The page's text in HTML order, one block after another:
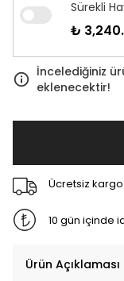
Sürekli
₺
İncelediğiniz
eklenecektir!
Ücretsiz kargo
10 gün içinde
Ürün Açıklaması